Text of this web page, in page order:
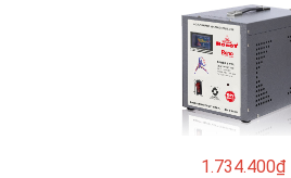
1.734.400₫